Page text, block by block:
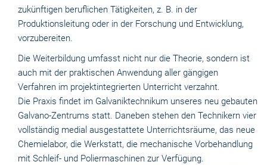
zukünftigen beruflichen Tätigkeiten, z. B. in der
Produktionsleitung oder in der Forschung und Entwicklung,
vorzubereiten.
Die Weiterbildung umfasst nicht nur die Theorie, sondern ist
auch mit der praktischen Anwendung aller gängigen
Verfahren im projektintegrierten Unterricht verzahnt.
Die Praxis findet im Galvaniktechnikum unseres neu gebauten
Galvano-Zentrums statt. Daneben stehen den Technikern vier
vollständig medial ausgestattete Unterrichtsräume, das neue
Chemielabor, die Werkstatt, die mechanische Vorbehandlung
mit Schleif- und Poliermaschinen zur Verfügung.